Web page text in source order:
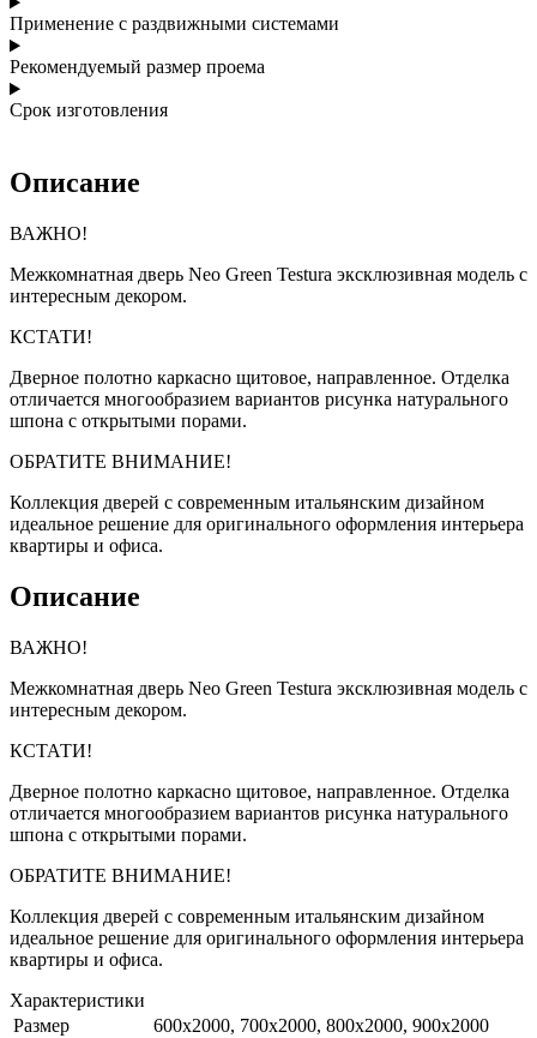
Применение с раздвижными системами
Рекомендуемый размер проема
Срок изготовления
Описание
ВАЖНО!
Межкомнатная дверь Neo Green Testura эксклюзивная модель с
интересным декором.
КСТАТИ!
Дверное полотно каркасно щитовое, направленное. Отделка
отличается многообразием вариантов рисунка натурального
шпона с открытыми порами.
ОБРАТИТЕ ВНИМАНИЕ!
Коллекция дверей с современным итальянским дизайном
идеальное решение для оригинального оформления интерьера
квартиры и офиса.
Описание
ВАЖНО!
Межкомнатная дверь Neo Green Testura эксклюзивная модель с
интересным декором.
КСТАТИ!
Дверное полотно каркасно щитовое, направленное. Отделка
отличается многообразием вариантов рисунка натурального
шпона с открытыми порами.
ОБРАТИТЕ ВНИМАНИЕ!
Коллекция дверей с современным итальянским дизайном
идеальное решение для оригинального оформления интерьера
квартиры и офиса.
Характеристики
Размер
600x2000, 700x2000, 800x2000, 900x2000